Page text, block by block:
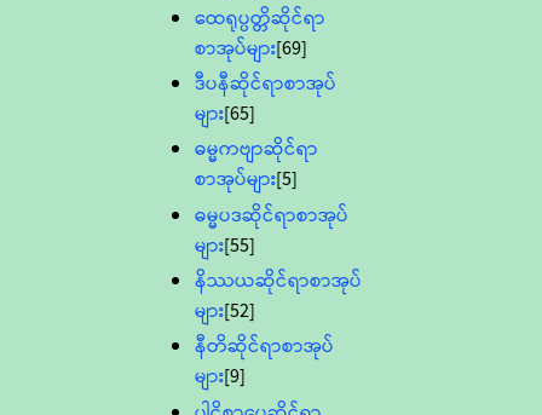
ထေရုပ္ပတ္တိဆိုင်ရာ
စာအုပ်များ[69]
ဒီပနီဆိုင်ရာစာအုပ်
များ[65]
ဓမ္မကဗျာဆိုင်ရာ
စာအုပ်များ[5]
ဓမ္မပဒဆိုင်ရာစာအုပ်
များ[55]
နိဿယဆိုင်ရာစာအုပ်
များ[52]
နီတိဆိုင်ရာစာအုပ်
များ[9]